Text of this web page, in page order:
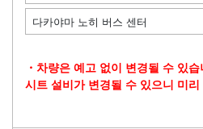
다카야마 노히 버스 센터
・차량은 예고 없이 변경될 수 있
시트 설비가 변경될 수 있으니 미